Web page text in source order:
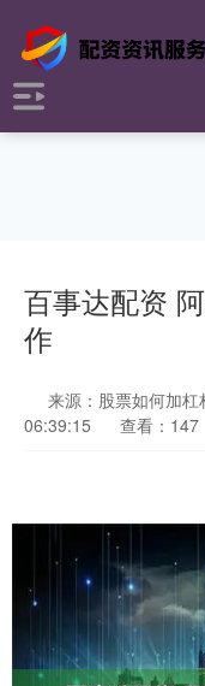
百事达配资
作
来源：股票如何加杠
06:39:15
查看：147